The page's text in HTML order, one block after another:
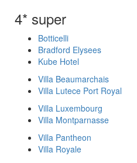
4* super
Botticelli
Bradford Elysees
Kube Hotel
Villa Beaumarchais
Villa Lutece Port Royal
Villa Luxembourg
Villa Montparnasse
Villa Pantheon
Villa Royale